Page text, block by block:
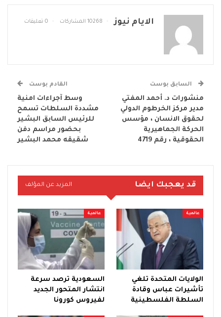
الايام نيوز 10268 المشاركات 0 تعليقات
السابق بوست
منشورات د. أحمد المفتي
مدير مركز الخرطوم الدولي
لحقوق الانسان ، مؤسس
الحركة الجماهيرية
الحقوقية ، رقم 4719
القادم بوست
وسط آجراءات امنية
مشددة السلطات تسمح
للرئيس السابق البشير
بحضور مراسم دفن
شقيقه محمد البشير
قد يعجبك ايضا المزيد عن المؤلف
عالمية
الولايات المتحدة تلغي
تأشيرات عباس وقادة
السلطة الفلسطينية
عالمية
السعودية ترصد سرعة
انتشار المتحور الجديد
لفيروس كورونا